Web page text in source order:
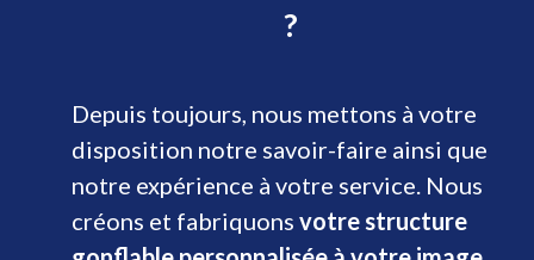
?
Depuis toujours, nous mettons à votre
disposition notre savoir-faire ainsi que
notre expérience à votre service. Nous
créons et fabriquons votre structure